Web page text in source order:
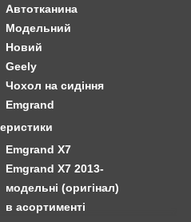
Автотканина
Модельний
Новий
Geely
Чохол на сидіння
Emgrand
Emgrand X7
Emgrand X7 2013-
модельні (оригінал)
в асортименті